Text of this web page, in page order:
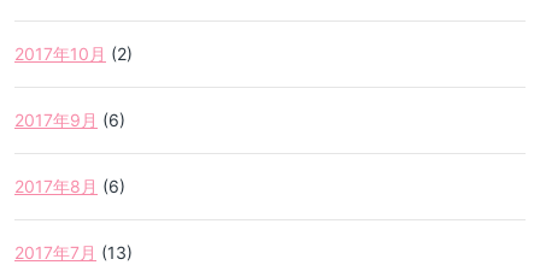
2017年10月 (2)
2017年9月 (6)
2017年8月 (6)
2017年7月 (13)